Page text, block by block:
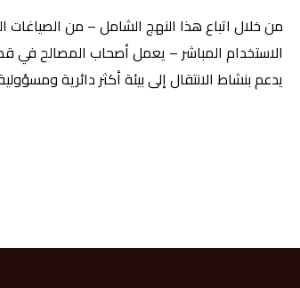
من خلال اتباع هذا النهج الشامل – من الصياغات
الاستخدام المباشر – يعمل أصحاب المصالح في
يدعم بنشاط الانتقال إلى بيئة أكثر دائرية